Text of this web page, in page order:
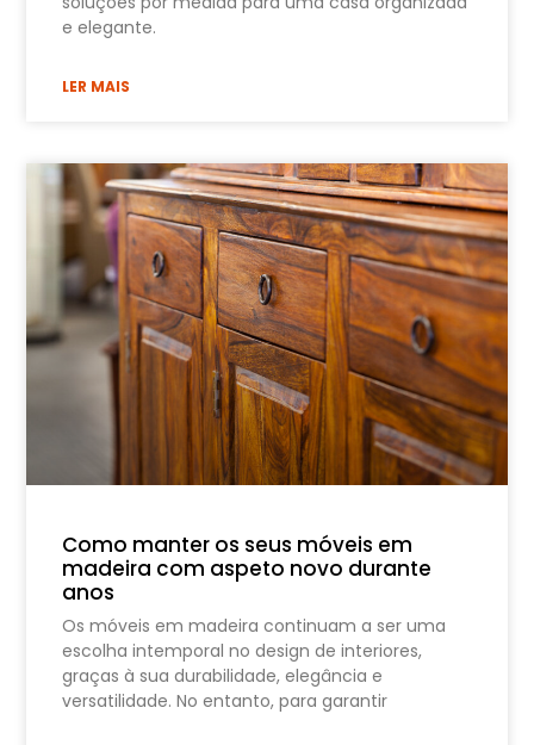
e elegante.
LER MAIS
Como manter os seus móveis em
madeira com aspeto novo durante
anos
Os móveis em madeira continuam a ser uma
escolha intemporal no design de interiores,
graças à sua durabilidade, elegância e
versatilidade. No entanto, para garantir